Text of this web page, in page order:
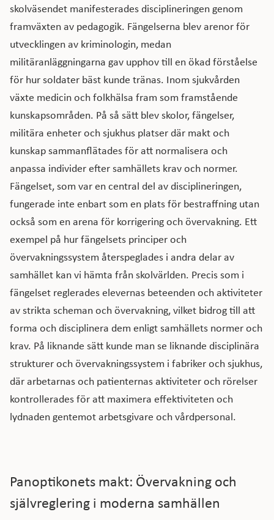
skolväsendet manifesterades disciplineringen genom
framväxten av pedagogik. Fängelserna blev arenor för
utvecklingen av kriminologin, medan
militäranläggningarna gav upphov till en ökad förståelse
för hur soldater bäst kunde tränas. Inom sjukvården
växte medicin och folkhälsa fram som framstående
kunskapsområden. På så sätt blev skolor, fängelser,
militära enheter och sjukhus platser där makt och
kunskap sammanflätades för att normalisera och
anpassa individer efter samhällets krav och normer.
Fängelset, som var en central del av disciplineringen,
fungerade inte enbart som en plats för bestraffning utan
också som en arena för korrigering och övervakning. Ett
exempel på hur fängelsets principer och
övervakningssystem återspeglades i andra delar av
samhället kan vi hämta från skolvärlden. Precis som i
fängelset reglerades elevernas beteenden och aktiviteter
av strikta scheman och övervakning, vilket bidrog till att
forma och disciplinera dem enligt samhällets normer och
krav. På liknande sätt kunde man se liknande disciplinära
strukturer och övervakningssystem i fabriker och sjukhus,
där arbetarnas och patienternas aktiviteter och rörelser
kontrollerades för att maximera effektiviteten och
lydnaden gentemot arbetsgivare och vårdpersonal.
Panoptikonets makt: Övervakning och
självreglering i moderna samhällen